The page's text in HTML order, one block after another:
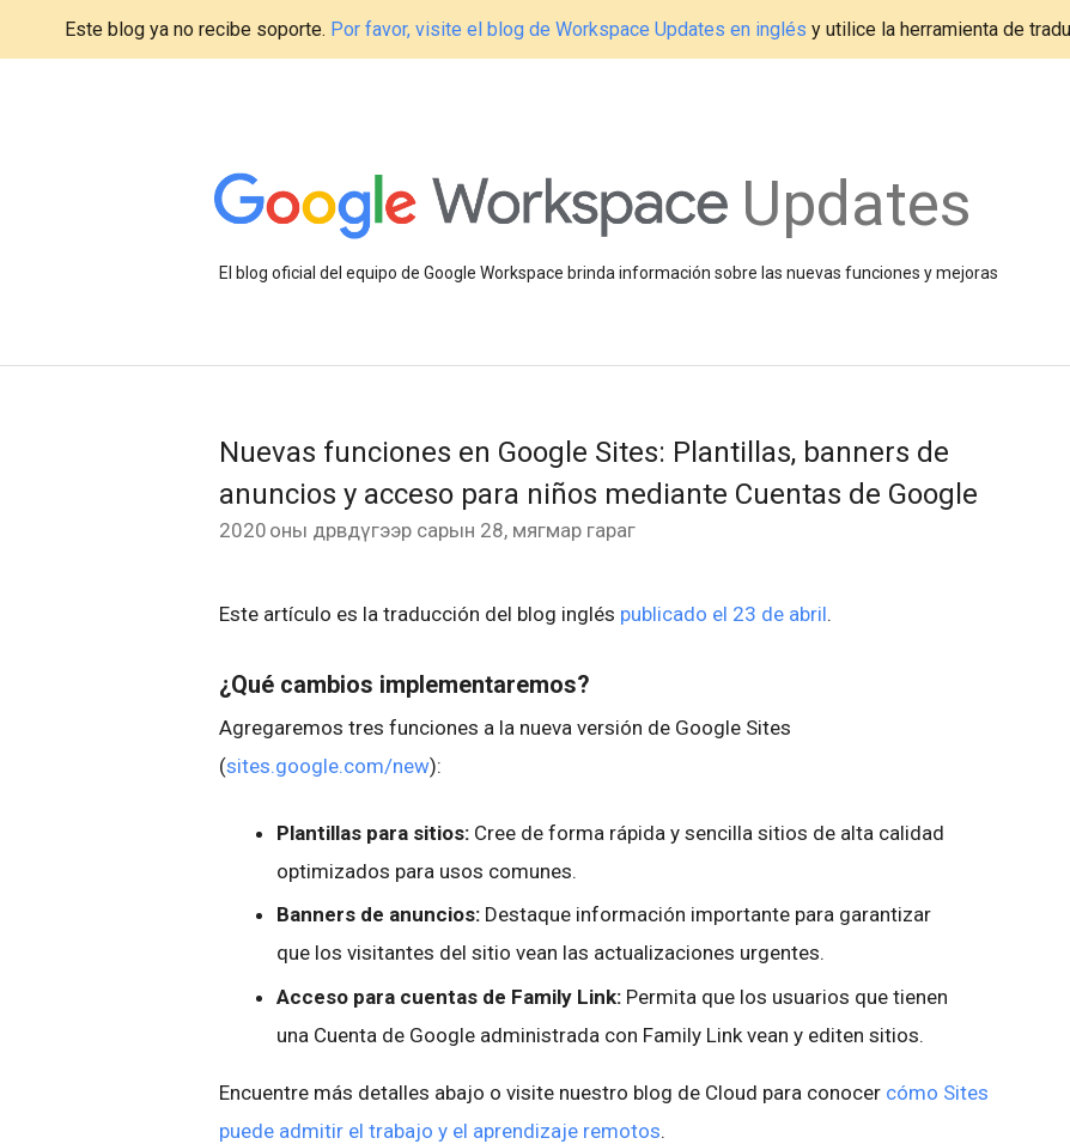
Este blog ya no recibe soporte. Por favor, visite el blog de Workspace Updates en inglés y utilice la herramienta de
Updates
El blog oficial del equipo de Google Workspace brinda información sobre las nuevas funciones y mejoras
Nuevas funciones en Google Sites: Plantillas, banners de
anuncios y acceso para niños mediante Cuentas de Google
2020 оны дөрөвдүгээр сарын 28, мягмар гараг
Este artículo es la traducción del blog inglés publicado el 23 de abril.
¿Qué cambios implementaremos?
Agregaremos tres funciones a la nueva versión de Google Sites
(sites.google.com/new):
Plantillas para sitios: Cree de forma rápida y sencilla sitios de alta calidad
optimizados para usos comunes.
Banners de anuncios: Destaque información importante para garantizar
que los visitantes del sitio vean las actualizaciones urgentes.
Acceso para cuentas de Family Link: Permita que los usuarios que tienen
una Cuenta de Google administrada con Family Link vean y editen sitios.
Encuentre más detalles abajo o visite nuestro blog de Cloud para conocer cómo Sites
puede admitir el trabajo y el aprendizaje remotos.